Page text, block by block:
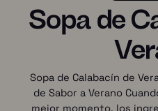
Sopa de
Sopa de Calabacín de
de Sabor a Verano
mejor momento, los